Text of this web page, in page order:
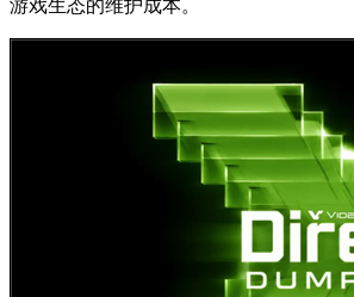
游戏生态的维护成本。